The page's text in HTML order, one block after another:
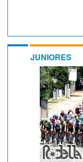
JUNIORES